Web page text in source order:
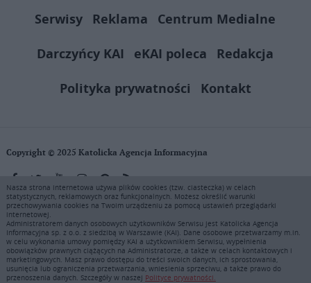
Serwisy Reklama
Centrum Medialne
Darczyńcy KAI
eKAI poleca
Redakcja
Polityka prywatności
Kontakt
Copyright © 2025 Katolicka Agencja Informacyjna
KAI zastrzega wszelkie prawa do serwisu. Użytkownicy mogą pobierać
i drukować fragmenty zawartości serwisu internetowego www.ekai.pl
wyłącznie do użytku osobistego. Publikacja, rozpowszechnianie
zawartości niniejszego serwisu lub jej sprzedaż (także framing i in.
podobne metody), są bez uprzedniej pisemnej zgody KAI zabronione i
stanowią naruszenie ustaw o prawie autorskim, ochronie baz danych i
uczciwej konkurencji - będą ścigane przy pomocy wszelkich
Nasza strona internetowa używa plików cookies (tzw. ciasteczka) w celach
statystycznych, reklamowych oraz funkcjonalnych. Możesz określić warunki
przechowywania cookies na Twoim urządzeniu za pomocą ustawień przeglądarki
internetowej.
Administratorem danych osobowych użytkowników Serwisu jest Katolicka Agencja
Informacyjna sp. z o.o. z siedzibą w Warszawie (KAI). Dane osobowe przetwarzamy m.in.
w celu wykonania umowy pomiędzy KAI a użytkownikiem Serwisu, wypełnienia
obowiązków prawnych ciążących na Administratorze, a także w celach kontaktowych i
marketingowych. Masz prawo dostępu do treści swoich danych, ich sprostowania,
usunięcia lub ograniczenia przetwarzania, wniesienia sprzeciwu, a także prawo do
przenoszenia danych. Szczegóły w naszej Polityce prywatności.